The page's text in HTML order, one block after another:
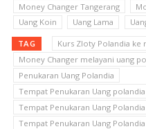
Money Changer Tangerang
Uang Koin
Uang Lama
TAG
Kurs Zloty Polandia ke
Money Changer melayani uang
Penukaran Uang Polandia
Tempat Penukaran Uang
Tempat Penukaran Uang
Tempat Penukaran Uang